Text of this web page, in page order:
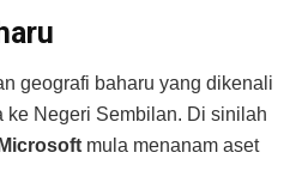
geografi baharu yang dikenali
ke Negeri Sembilan. Di sinilah
mula menanam aset